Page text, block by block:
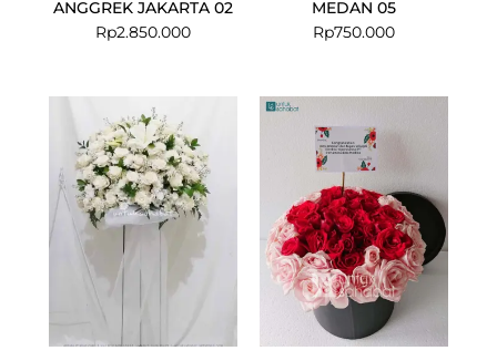
ANGGREK JAKARTA 02
Rp2.850.000
MEDAN 05
Rp750.000